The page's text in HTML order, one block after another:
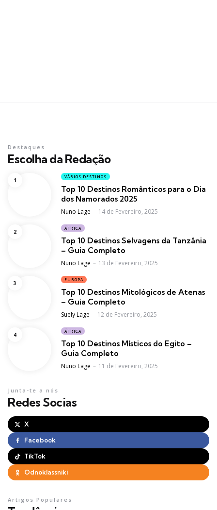
Escolha da Redação
Destaques
VÁRIOS DESTINOS
Top 10 Destinos Românticos para o Dia
dos Namorados 2025
Posted
Nuno Lage 14 de Fevereiro, 2025
ÁFRICA
Top 10 Destinos Selvagens da Tanzânia
– Guia Completo
Posted
Nuno Lage 13 de Fevereiro, 2025
EUROPA
Top 10 Destinos Mitológicos de Atenas
– Guia Completo
Posted
Suely Lage 12 de Fevereiro, 2025
ÁFRICA
Top 10 Destinos Místicos do Egito –
Guia Completo
Posted
Nuno Lage 11 de Fevereiro, 2025
Redes Socias
Junta-te a nós
X
Facebook
TikTok
Odnoklassniki
Artigos Populares